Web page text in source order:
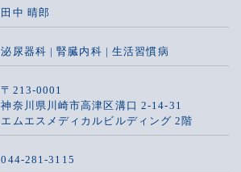
田中 晴郎
泌尿器科 | 腎臓内科 | 生活習慣病
〒213-0001
神奈川県川崎市高津区溝口 2-14-31
エムエスメディカルビルディング 2階
044-281-3115